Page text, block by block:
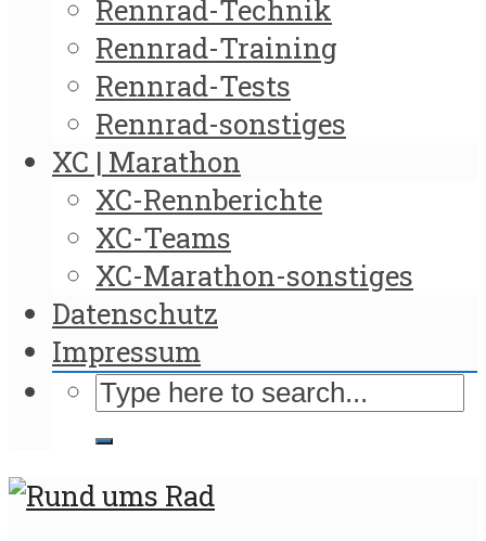
Rennrad-Technik
Rennrad-Training
Rennrad-Tests
Rennrad-sonstiges
XC | Marathon
XC-Rennberichte
XC-Teams
XC-Marathon-sonstiges
Datenschutz
Impressum